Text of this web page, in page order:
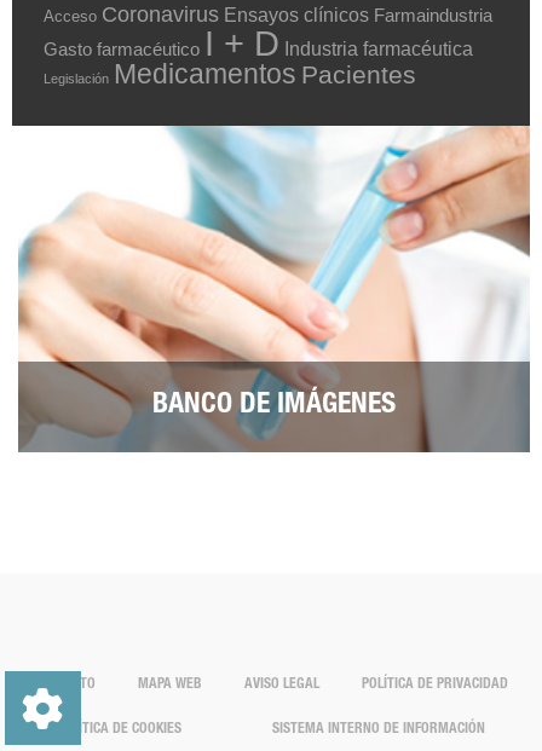
Acceso Coronavirus Ensayos clínicos Farmaindustria
Gasto farmacéutico I + D Industria farmacéutica
Legislación Medicamentos Pacientes
BANCO DE IMÁGENES
CONTACTO MAPA WEB AVISO LEGAL POLÍTICA DE PRIVACIDAD
POLÍTICA DE COOKIES SISTEMA INTERNO DE INFORMACIÓN